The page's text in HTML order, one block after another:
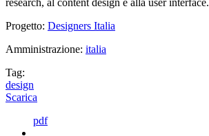
research, al content design e alla user interface.
Progetto: Designers Italia
Amministrazione: italia
Tag:
design
Scarica
pdf